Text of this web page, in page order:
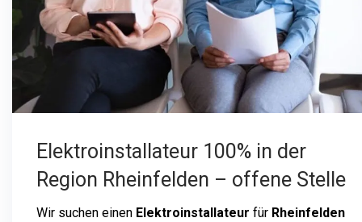
Elektroinstallateur 100% in der
Region Rheinfelden – offene Stelle
Wir suchen einen Elektroinstallateur für Rheinfelden